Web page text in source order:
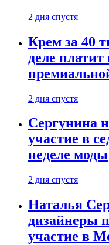
2 дня спустя
Крем за 40
деле платит
2 дня спустя
Сергунина
участие в
неделе моды
2 дня спустя
Наталья
дизайнеры
участие в